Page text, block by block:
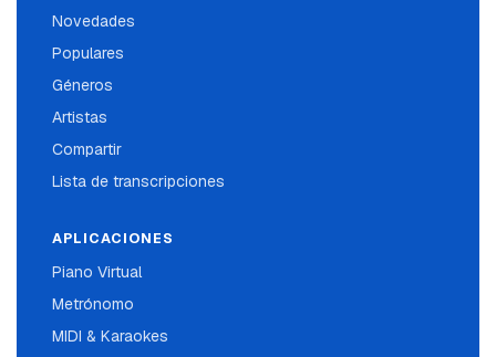
Novedades
Populares
Géneros
Artistas
Compartir
Lista de transcripciones
APLICACIONES
Piano Virtual
Metrónomo
MIDI & Karaokes